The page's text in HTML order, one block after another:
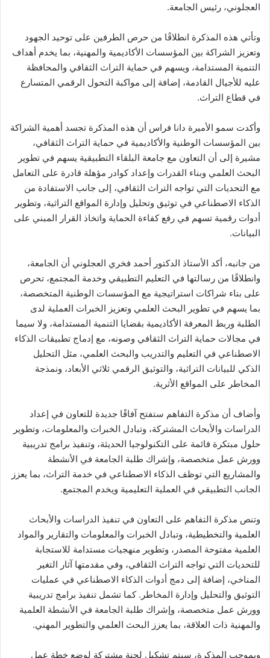
العجلوني، رئيس الجامعة.
وتأتي هذه المذكرة انطلاقًا من حرص الطرفين على توحيد الجهود
وتعزيز الشراكة بين المؤسسات الأكاديمية والمهنية، بما يخدم أهداف
التنمية المستدامة، ويسهم في حماية التراث الثقافي والمحافظة
عليه للأجيال القادمة، إضافة إلى مواكبة التحول الرقمي المتسارع
في قطاع التراث.
وأكدت سمو الأميرة دانا فراس أن هذه المذكرة تجسد أهمية الشراكة
بين المؤسسات الوطنية والأكاديمية في حماية التراث الثقافي،
مشيرة إلى أن التعاون مع جامعة البلقاء التطبيقية يسهم في تطوير
البحث العلمي وبناء القدرات وإعداد كوادر مؤهلة قادرة على التعامل
مع التحديات التي تواجه التراث الثقافي، إلى جانب الاستفادة من
الذكاء الاصطناعي في توثيق وتحليل وإدارة المواقع التراثية، وتطوير
أدوات رقمية تسهم في رفع كفاءة الحماية واتخاذ القرار المبني على
البيانات.
من جانبه، أكد الأستاذ الدكتور أحمد فخري العجلوني أن الجامعة،
وانطلاقًا من رسالتها في التعليم التطبيقي وخدمة المجتمع، تحرص
على بناء شراكات استراتيجية مع المؤسسات الوطنية المتخصصة،
بما يسهم في تطوير البحث العلمي وتعزيز الخبرات العملية لدى
الطلبة وربط المعرفة الأكاديمية بقضايا التنمية المستدامة، ولا سيما
في مجالات حماية التراث الثقافي وصونه، مع إدماج تطبيقات الذكاء
الاصطناعي في التعليم والتدريب والبحث العلمي، مثل التحليل
الذكي للبيانات التراثية، والتوثيق الرقمي ثلاثي الأبعاد، ونمذجة
المخاطر على المواقع الأثرية.
وأضاف أن مذكرة التفاهم ستفتح آفاقًا جديدة للتعاون في إعداد
الدراسات والأبحاث المشتركة، وتبادل الخبرات والمعلومات، وتطوير
حلول مبتكرة قائمة على التكنولوجيا الحديثة، وتنفيذ برامج تدريبية
وورش عمل متخصصة، وإشراك طلبة الجامعة في الأنشطة
والمشاريع التي توظف الذكاء الاصطناعي في خدمة التراث، بما يعزز
الجانب التطبيقي في العملية التعليمية ويخدم المجتمع.
وتنص مذكرة التفاهم على التعاون في تنفيذ الدراسات والأبحاث
العلمية والتخطيطية، وتبادل الخبرات والمعلومات والتقارير والمواد
العلمية مفتوحة المصدر، وتطوير منهجيات مستدامة للاستجابة
للتحديات التي تواجه التراث الثقافي، وفي مقدمتها آثار التغير
المناخي، إضافة إلى دمج أدوات الذكاء الاصطناعي في عمليات
التوثيق والتحليل وإدارة المخاطر. كما تشمل تنفيذ برامج تدريبية
وورش عمل متخصصة، وإشراك طلبة الجامعة في الأنشطة العلمية
والمهنية ذات العلاقة، بما يعزز البحث العلمي والتطوير المهني.
وبموجب المذكرة، سيتم تشكيل لجنة مشتركة لوضع خطة عمل